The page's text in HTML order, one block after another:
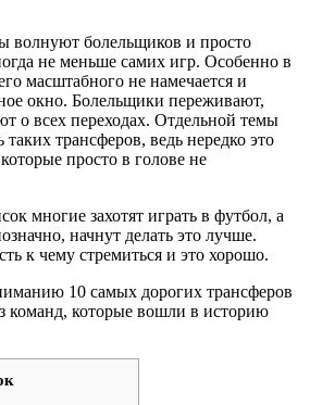
волнуют болельщиков и просто
не меньше самих игр. Особенно в
масштабного не намечается и
окно. Болельщики переживают,
о всех переходах. Отдельной темы
таких трансферов, ведь нередко это
просто в голове не
многие захотят играть в футбол, а
начнут делать это лучше.
к чему стремиться и это хорошо.
10 самых дорогих трансферов
команд, которые вошли в историю